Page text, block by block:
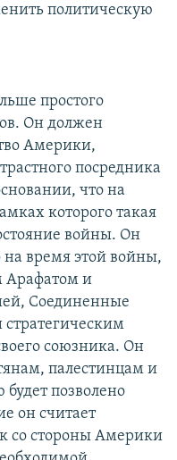
политическую
простого
Он должен
Америки,
посредника
что на
которого такая
войны. Он
на время этой войны,
Арафатом и
Соединенные
союзника. Он
палестинцам и
позволено
он считает
со стороны Америки